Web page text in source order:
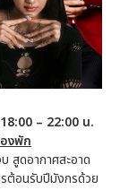
– 22:00 น.
งพัก
สูดอากาศสะอาด
รต้อนรับปีมังกรด้วย